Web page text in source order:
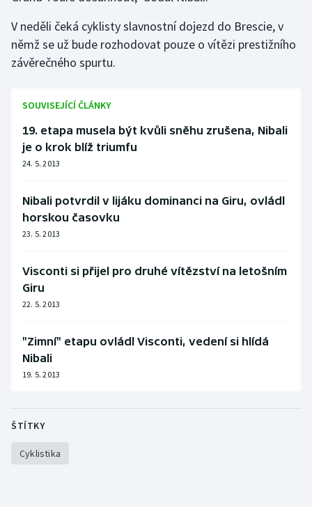
Stolní tenis
Triatlon
Volejbal
V neděli čeká cyklisty slavnostní dojezd do Brescie, v
němž se už bude rozhodovat pouze o vítězi prestižního
závěrečného spurtu.
SOUVISEJÍCÍ ČLÁNKY
19. etapa musela být kvůli sněhu zrušena, Nibali
je o krok blíž triumfu
24. 5. 2013
Nibali potvrdil v lijáku dominanci na Giru, ovládl
horskou časovku
23. 5. 2013
Visconti si přijel pro druhé vítězství na letošním
Giru
22. 5. 2013
"Zimní" etapu ovládl Visconti, vedení si hlídá
Nibali
19. 5. 2013
ŠTÍTKY
Cyklistika